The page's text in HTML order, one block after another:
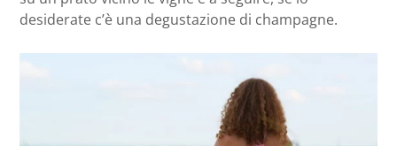
desiderate c’è una degustazione di champagne.